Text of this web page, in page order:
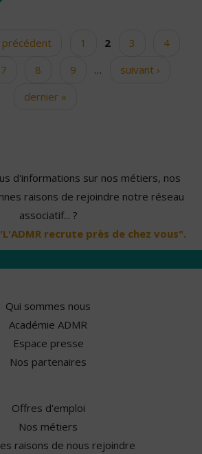
précédent 1 2 3
4
7 8 9 …
suivant ›
dernier »
d'informations sur nos métiers, nos
raisons de rejoindre notre réseau
associatif... ?
recrute près de chez vous".
Qui sommes nous
Académie ADMR
Espace presse
Nos partenaires
Offres d'emploi
Nos métiers
raisons de nous rejoindre